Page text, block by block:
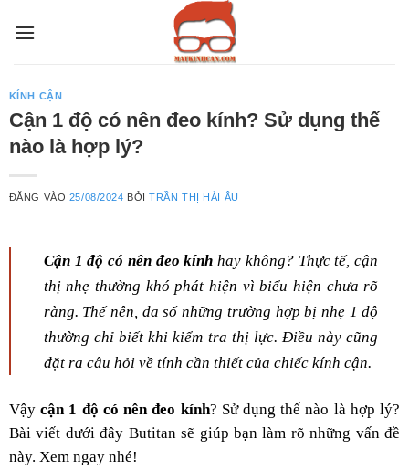
qua
KÍNH CẬN
Cận 1 độ có nên đeo kính? Sử dụng thế
nào là hợp lý?
ĐĂNG VÀO 25/08/2024 BỞITRẦN THỊ HẢI ÂU
Cận 1 độ có nên đeo kính hay không? Thực tế, cận
thị nhẹ thường khó phát hiện vì biểu hiện chưa rõ
ràng. Thế nên, đa số những trường hợp bị nhẹ 1 độ
thường chỉ biết khi kiểm tra thị lực. Điều này cũng
đặt ra câu hỏi về tính cần thiết của chiếc kính cận.
Vậycận 1 độ có nên đeo kính? Sử dụng thế nào là hợp lý?
Bài viết dưới đây Butitan sẽ giúp bạn làm rõ những vấn đề
này. Xem ngay nhé!